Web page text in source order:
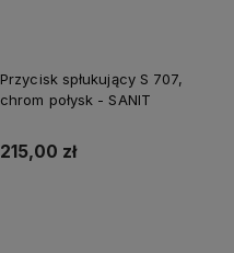
Przycisk spłukujący S 707,
chrom połysk - SANIT
215,00 zł